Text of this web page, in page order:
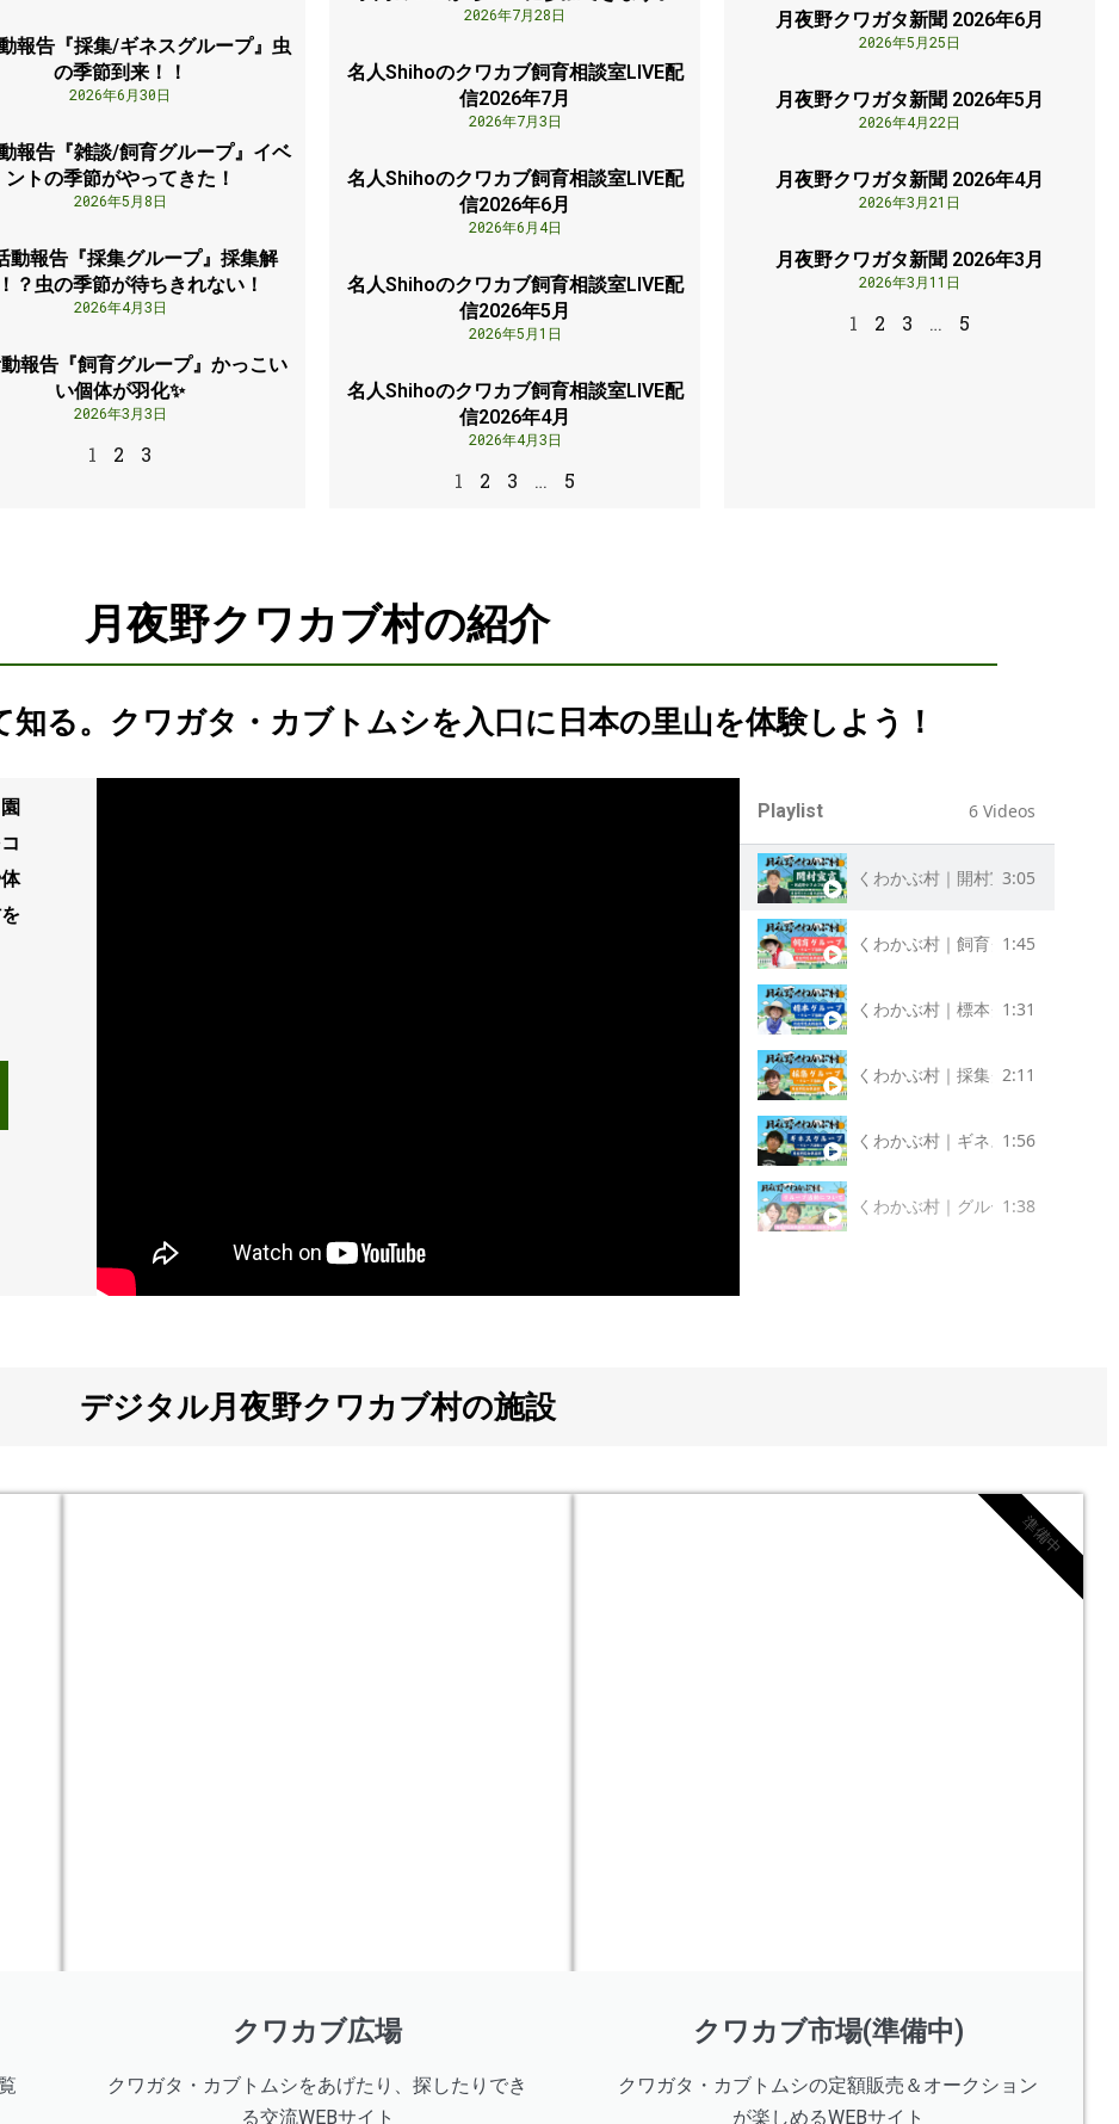
報告『採集/ギネスグループ』虫
の季節到来！！
2026年6月30日
報告『雑談/飼育グループ』イベ
ントの季節がやってきた！
2026年5月8日
動報告『採集グループ』採集解
？虫の季節が待ちきれない！
2026年4月3日
報告『飼育グループ』かっこい
い個体が羽化✨
2026年3月3日
1 2 3
2026年7月28日
名人Shihoのクワカブ飼育相談室LIVE配
信2026年7月
2026年7月3日
名人Shihoのクワカブ飼育相談室LIVE配
信2026年6月
2026年6月4日
名人Shihoのクワカブ飼育相談室LIVE配
信2026年5月
2026年5月1日
名人Shihoのクワカブ飼育相談室LIVE配
信2026年4月
2026年4月3日
1 2 3 … 5
月夜野クワガタ新聞 2026年6月
2026年5月25日
月夜野クワガタ新聞 2026年5月
2026年4月22日
月夜野クワガタ新聞 2026年4月
2026年3月21日
月夜野クワガタ新聞 2026年3月
2026年3月11日
1 2 3 … 5
月夜野クワカブ村の紹介
る。クワガタ・カブトムシを入口に日本の里山を体験しよう！
Playlist 6 Videos
3:05
くわかぶ村｜飼育グループ｜月夜
1:45
くわかぶ村｜標本グループ｜月夜
1:31
くわかぶ村｜採集グループ｜月夜
2:11
くわかぶ村｜ギネスグループ｜月
1:56
くわかぶ村｜グループ活動につい
1:38
デジタル月夜野クワカブ村の施設
クワカブ広場
クワガタ・カブトムシをあげたり、探したりでき
る交流WEBサイト
クワカブ市場(準備中)
クワガタ・カブトムシの定額販売＆オークション
が楽しめるWEBサイト
準備中